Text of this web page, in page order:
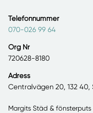
Telefonnummer
070-026 99 64
Org Nr
720628-8180
Adress
Centralvägen 20, 132
Margits Städ &